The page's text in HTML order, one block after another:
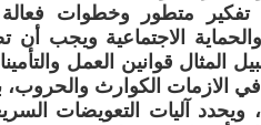
متطور وخطوات فعالة
الاجتماعية ويجب أن
المثال قوانين العمل
الازمات الكوارث والحروب،
ويحدد آليات التعويضات